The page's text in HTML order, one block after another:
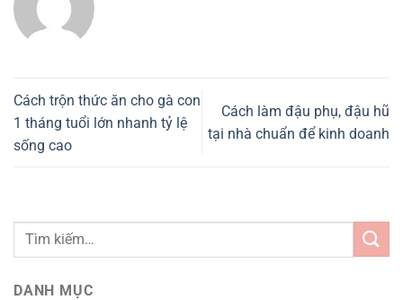
Cách trộn thức ăn cho gà con
1 tháng tuổi lớn nhanh tỷ lệ
sống cao
Cách làm đậu phụ, đậu hũ
tại nhà chuẩn để kinh doanh
DANH MỤC